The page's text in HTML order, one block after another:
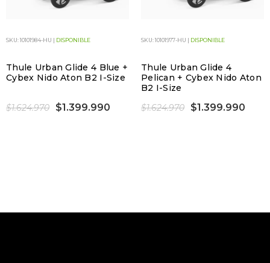
SKU: 10101984-HU | DISPONIBLE
Thule Urban Glide 4 Blue +
Cybex Nido Aton B2 I-Size
$1.624.970 $1.399.990
SKU: 10101977-HU | DISPONIBLE
Thule Urban Glide 4
Pelican + Cybex Nido Aton
B2 I-Size
$1.624.970
$1.399.990